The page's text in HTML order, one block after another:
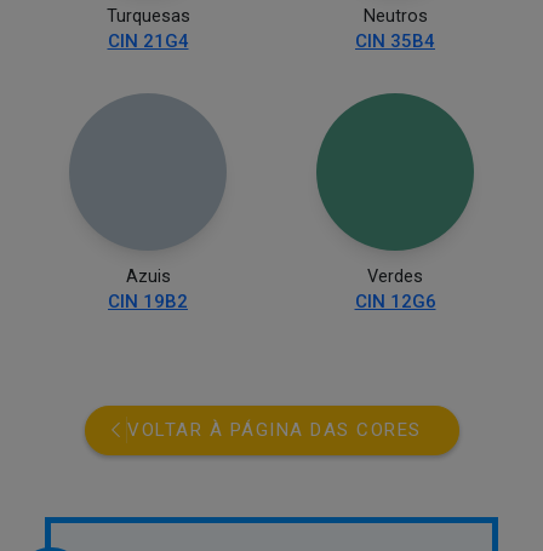
Turquesas
CIN 21G4
Neutros
CIN 35B4
Azuis
CIN 19B2
Verdes
CIN 12G6
VOLTAR À PÁGINA DAS CORES